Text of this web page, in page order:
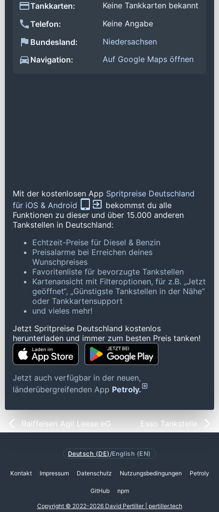
Tankkarten:
Keine Tankkarten bekannt
Telefon:
Keine Angabe
Bundesland:
Niedersachsen
Navigation:
Auf Google Maps öffnen
Mit der kostenlosen App Spritpreise Deutschland
für iOS & Android
bekommst du alle
Funktionen zu dieser und über 15.000 anderen
Tankstellen in Deutschland:
Echtzeit-Preise für Diesel & Benzin
Preisalarme bei Erreichen deines
Wunschpreises
Favoritenliste für bevorzugte Tankstellen
Kartenansicht mit Filteroptionen, für z.B. „Jetzt
geöffnet“, „Günstigste Tankstellen in der Nähe“
oder Tankkartensupport
und vieles mehr!
Jetzt Spritpreise Deutschland kostenlos
herunterladen und immer zum besten Preis tanken!
Jetzt auch verfügbar in der neuen,
länderübergreifenden App Petroly.
Raiffeisen Agil Leese eG Esso Tankstelle
Deutsch (DE) /English (EN)
Kontakt Impressum Datenschutz Nutzungsbedingungen Petroly
GitHub npm
Copyright © 2022-2026 David Pertiller | pertiller.tech